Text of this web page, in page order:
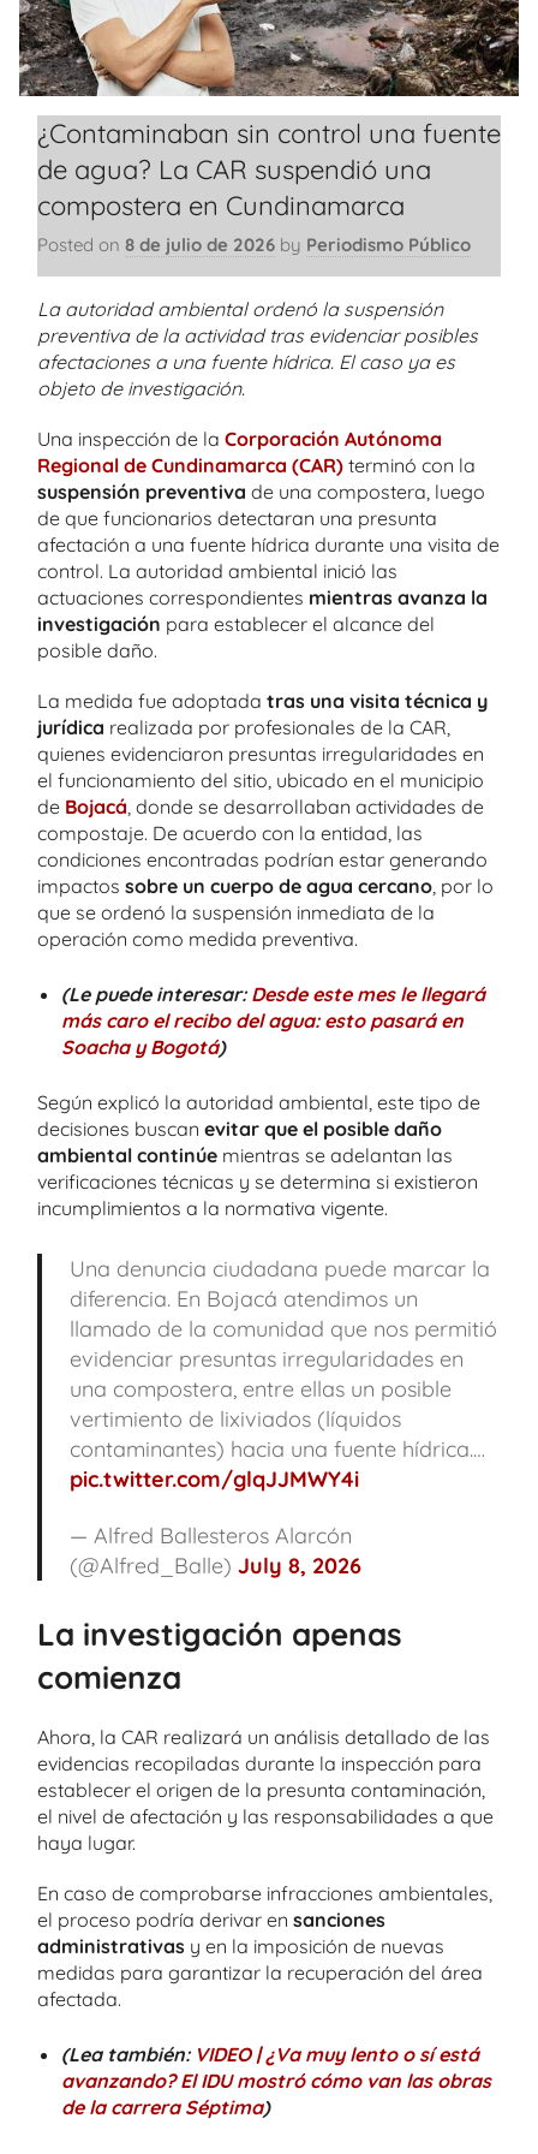
¿Contaminaban sin control una fuente
de agua? La CAR suspendió una
compostera en Cundinamarca
Posted on 8 de julio de 2026 by Periodismo Público
La autoridad ambiental ordenó la suspensión
preventiva de la actividad tras evidenciar posibles
afectaciones a una fuente hídrica. El caso ya es
objeto de investigación.
Una inspección de la Corporación Autónoma
Regional de Cundinamarca (CAR) terminó con la
suspensión preventiva de una compostera, luego
de que funcionarios detectaran una presunta
afectación a una fuente hídrica durante una visita de
control. La autoridad ambiental inició las
actuaciones correspondientes mientras avanza la
investigación para establecer el alcance del
posible daño.
La medida fue adoptada tras una visita técnica y
jurídica realizada por profesionales de la CAR,
quienes evidenciaron presuntas irregularidades en
el funcionamiento del sitio, ubicado en el municipio
de Bojacá , donde se desarrollaban actividades de
compostaje. De acuerdo con la entidad, las
condiciones encontradas podrían estar generando
impactos sobre un cuerpo de agua cercano , por lo
que se ordenó la suspensión inmediata de la
operación como medida preventiva.
(Le puede interesar: Desde este mes le llegará
más caro el recibo del agua: esto pasará en
Soacha y Bogotá)
Según explicó la autoridad ambiental, este tipo de
decisiones buscan evitar que el posible daño
ambiental continúe mientras se adelantan las
verificaciones técnicas y se determina si existieron
incumplimientos a la normativa vigente.
Una denuncia ciudadana puede marcar la
diferencia. En Bojacá atendimos un
llamado de la comunidad que nos permitió
evidenciar presuntas irregularidades en
una compostera, entre ellas un posible
vertimiento de lixiviados (líquidos
contaminantes) hacia una fuente hídrica.…
pic.twitter.com/glqJJMWY4i
— Alfred Ballesteros Alarcón
(@Alfred_Balle) July 8, 2026
La investigación apenas
comienza
Ahora, la CAR realizará un análisis detallado de las
evidencias recopiladas durante la inspección para
establecer el origen de la presunta contaminación,
el nivel de afectación y las responsabilidades a que
haya lugar.
En caso de comprobarse infracciones ambientales,
el proceso podría derivar en sanciones
administrativas y en la imposición de nuevas
medidas para garantizar la recuperación del área
afectada.
(Lea también: VIDEO | ¿Va muy lento o sí está
avanzando? El IDU mostró cómo van las obras
de la carrera Séptima)